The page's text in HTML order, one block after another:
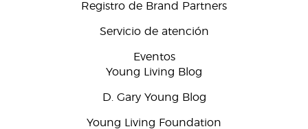
Registro de Brand Partners
Servicio de atención
Eventos
Young Living Blog
D. Gary Young Blog
Young Living Foundation